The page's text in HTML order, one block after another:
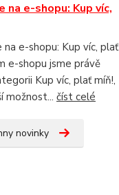
na e-shopu: Kup víc,
e-shopu: Kup víc, plať
e-shopu jsme právě
Kup víc, plať míň!,
možnost... číst celé
novinky